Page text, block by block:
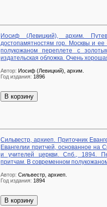
Иосиф (Левицкий), архим.
достопамятностям гор. Москвы и
полукожаном переплете с
издательская обложка. Очень
Автор: Иосиф (Левицкий), архим.
Год издания: 1896
В корзину
Сильвестр, архиеп. Приточник
Евангелии притчей, основанное на
и учителей церкви. Спб., 1894.
притчам. В современном
Автор: Сильвестр, архиеп.
Год издания: 1894
В корзину